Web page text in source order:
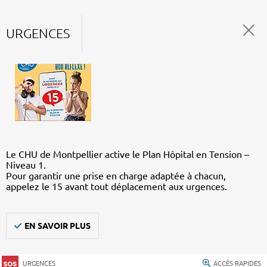
URGENCES
Le CHU de Montpellier active le Plan Hôpital en Tension –
Niveau 1.
Pour garantir une prise en charge adaptée à chacun,
appelez le 15 avant tout déplacement aux urgences.
EN SAVOIR PLUS
URGENCES ACCÈS RAPIDES